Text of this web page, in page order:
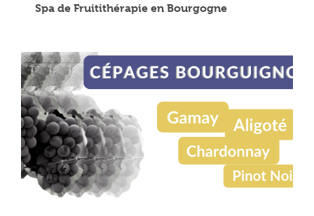
Spa de Fruitithérapie en Bourgogne